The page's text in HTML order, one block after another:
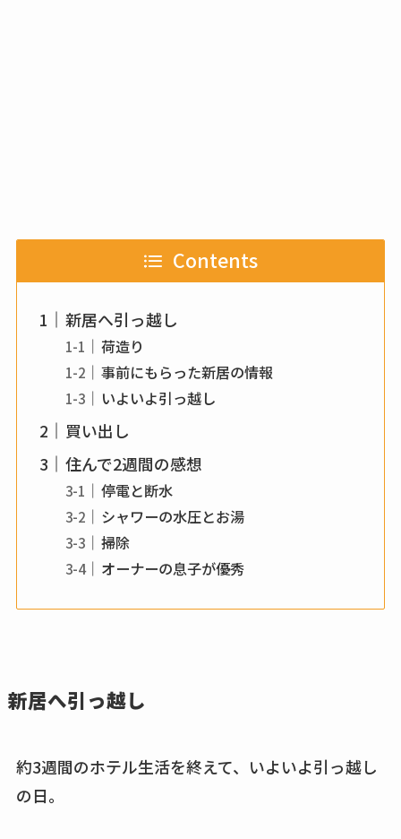
Contents
新居へ引っ越し
荷造り
事前にもらった新居の情報
いよいよ引っ越し
買い出し
住んで2週間の感想
停電と断水
シャワーの水圧とお湯
掃除
オーナーの息子が優秀
新居へ引っ越し
約3週間のホテル生活を終えて、いよいよ引っ越し
の日。